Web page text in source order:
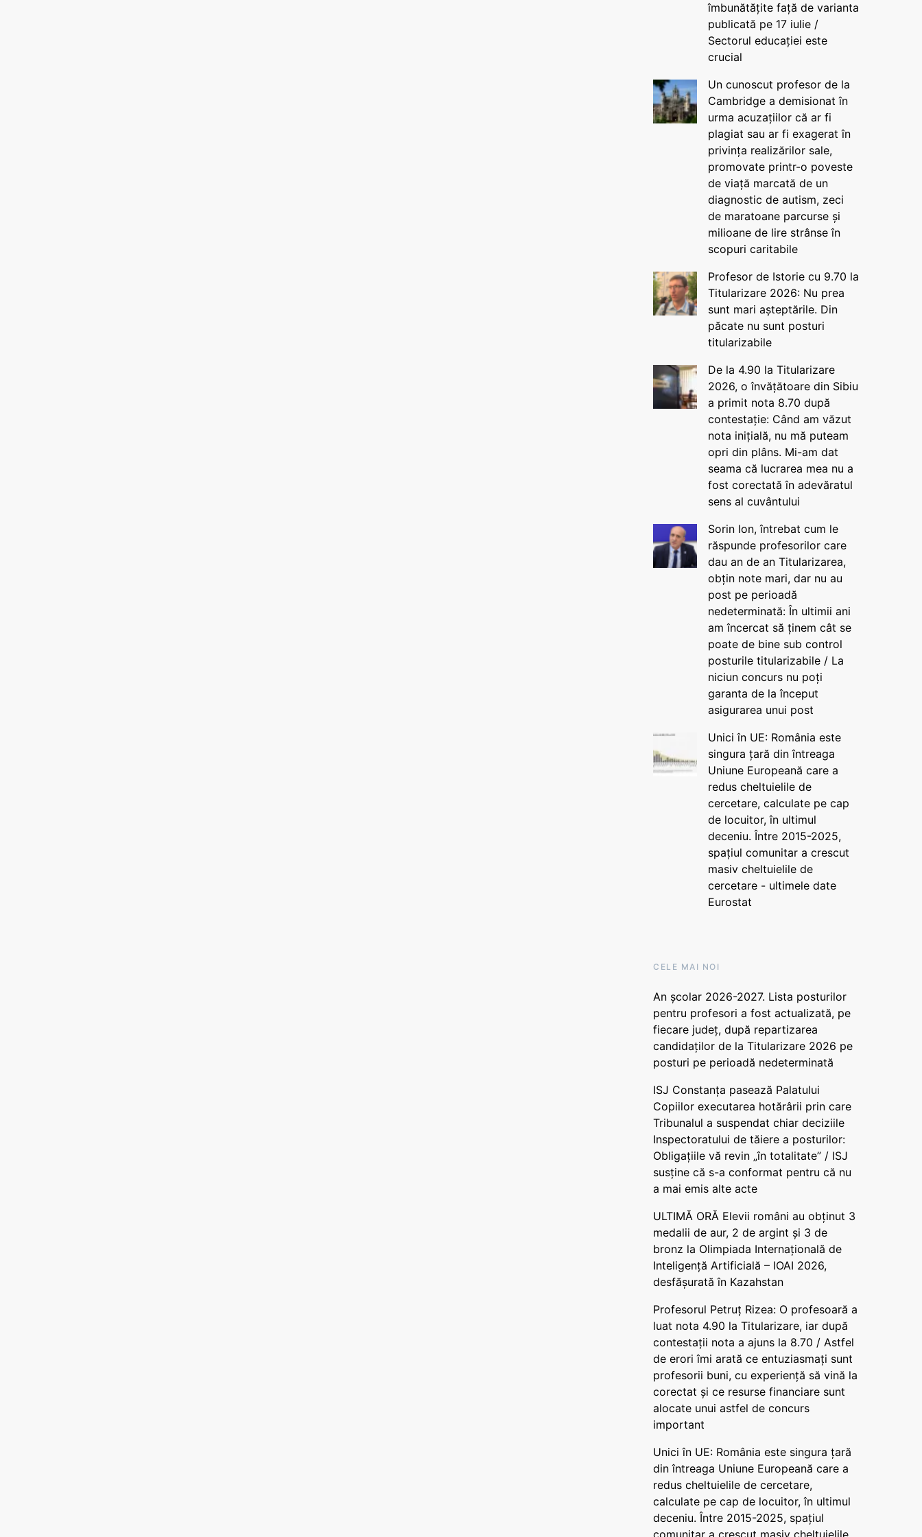
îmbunătățite față de varianta
publicată pe 17 iulie /
Sectorul educației este
crucial
Un cunoscut profesor de la
Cambridge a demisionat în
urma acuzațiilor că ar fi
plagiat sau ar fi exagerat în
privința realizărilor sale,
promovate printr-o poveste
de viață marcată de un
diagnostic de autism, zeci
de maratoane parcurse și
milioane de lire strânse în
scopuri caritabile
Profesor de Istorie cu 9.70 la
Titularizare 2026: Nu prea
sunt mari așteptările. Din
păcate nu sunt posturi
titularizabile
De la 4.90 la Titularizare
2026, o învățătoare din Sibiu
a primit nota 8.70 după
contestație: Când am văzut
nota inițială, nu mă puteam
opri din plâns. Mi-am dat
seama că lucrarea mea nu a
fost corectată în adevăratul
sens al cuvântului
Sorin Ion, întrebat cum le
răspunde profesorilor care
dau an de an Titularizarea,
obțin note mari, dar nu au
post pe perioadă
nedeterminată: În ultimii ani
am încercat să ținem cât se
poate de bine sub control
posturile titularizabile / La
niciun concurs nu poți
garanta de la început
asigurarea unui post
Unici în UE: România este
singura țară din întreaga
Uniune Europeană care a
redus cheltuielile de
cercetare, calculate pe cap
de locuitor, în ultimul
deceniu. Între 2015-2025,
spațiul comunitar a crescut
masiv cheltuielile de
cercetare - ultimele date
Eurostat
CELE MAI NOI
An școlar 2026-2027. Lista posturilor
pentru profesori a fost actualizată, pe
fiecare județ, după repartizarea
candidaților de la Titularizare 2026 pe
posturi pe perioadă nedeterminată
ISJ Constanța pasează Palatului
Copiilor executarea hotărârii prin care
Tribunalul a suspendat chiar deciziile
Inspectoratului de tăiere a posturilor:
Obligațiile vă revin „în totalitate” / ISJ
susține că s-a conformat pentru că nu
a mai emis alte acte
ULTIMĂ ORĂ Elevii români au obținut 3
medalii de aur, 2 de argint și 3 de
bronz la Olimpiada Internațională de
Inteligență Artificială – IOAI 2026,
desfășurată în Kazahstan
Profesorul Petruț Rizea: O profesoară a
luat nota 4.90 la Titularizare, iar după
contestații nota a ajuns la 8.70 / Astfel
de erori îmi arată ce entuziasmați sunt
profesorii buni, cu experiență să vină la
corectat și ce resurse financiare sunt
alocate unui astfel de concurs
important
Unici în UE: România este singura țară
din întreaga Uniune Europeană care a
redus cheltuielile de cercetare,
calculate pe cap de locuitor, în ultimul
deceniu. Între 2015-2025, spațiul
comunitar a crescut masiv cheltuielile